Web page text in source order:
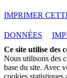
IMPRIMER
DONNÉES
Ce site utilise des
Nous utilisons des
base du site. Avec